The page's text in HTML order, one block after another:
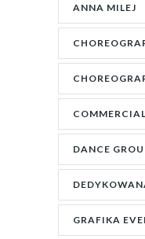
ANNA MILEJ
DANCE
GRAFIKA